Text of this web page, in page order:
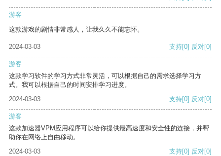
游客
这款游戏的剧情非常感人，让我久久不能忘怀。
2024-03-03 支持[0] 反对[0]
游客
这款学习软件的学习方式非常灵活，可以根据自己的需求选择学习方
式。我可以根据自己的时间安排学习进度。
2024-03-03
支持[0] 反对[0]
游客
这款加速器VPM应用程序可以给你提供最高速度和安全性的连接，并帮
助你在网络上自由移动。
2024-03-03
支持[0] 反对[0]